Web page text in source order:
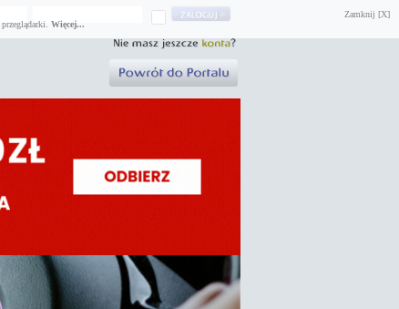
Zamknij [X]
Więcej...